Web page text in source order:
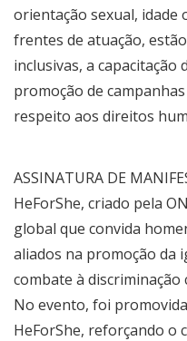
orientação sexual, idade
frentes de atuação,
inclusivas, a
promoção de
respeito aos direitos
ASSINATURA DE
HeForShe, criado pela
global que convida
aliados na promoção da
combate à
No evento, foi
HeForShe, reforçando o